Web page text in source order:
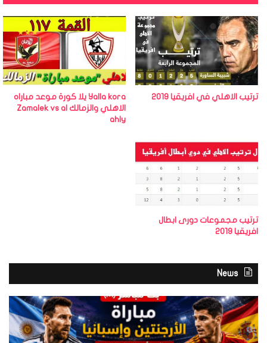
ترتيب الاهلي في افريقيا 2019
Yalla kora يلا كورة موعد مباراه
الاهلي والزمالك Zamalek vs al
ahly
ترتيب مجموعات دورى ابطال
افريقيا 2019
News